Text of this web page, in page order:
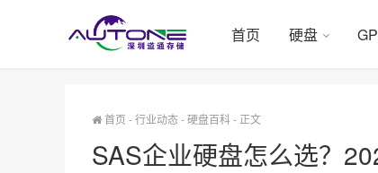
首页 硬盘
首页 -行业动态-硬盘百科- 正文
SAS企业硬盘怎么选？